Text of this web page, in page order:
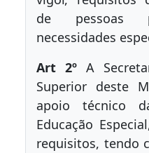
de pessoas
necessidades
Art 2º A
Superior deste
apoio técnico
Educação
requisitos, tendo